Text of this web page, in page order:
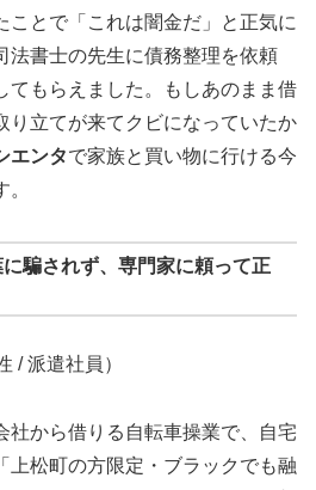
ことで「これは闇金だ」と正気に
法書士の先生に債務整理を依頼
てもらえました。もしあのまま借
り立てが来てクビになっていたか
エンタで家族と買い物に行ける今
騙されず、専門家に頼って正
/ 派遣社員）
社から借りる自転車操業で、自宅
上松町の方限定・ブラックでも融